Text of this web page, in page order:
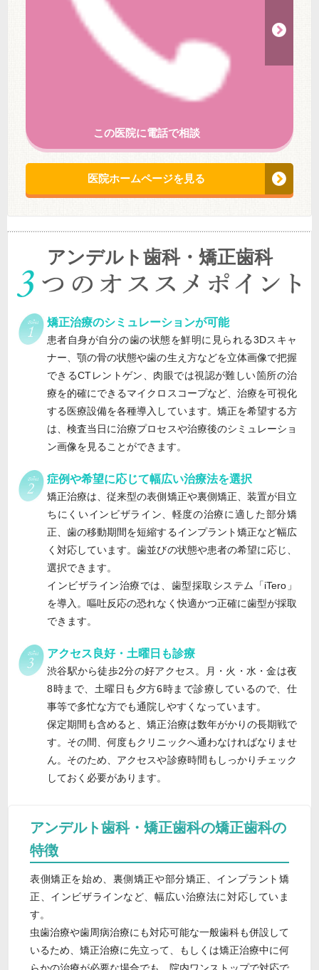
この医院に電話で相談
医院ホームページを見る
アンデルト歯科・矯正歯科
矯正治療のシミュレーションが可能
患者自身が自分の歯の状態を鮮明に見られる3Dスキャ
ナー、顎の骨の状態や歯の生え方などを立体画像で把握
できるCTレントゲン、肉眼では視認が難しい箇所の治
療を的確にできるマイクロスコープなど、治療を可視化
する医療設備を各種導入しています。矯正を希望する方
は、検査当日に治療プロセスや治療後のシミュレーショ
ン画像を見ることができます。
症例や希望に応じて幅広い治療法を選択
矯正治療は、従来型の表側矯正や裏側矯正、装置が目立
ちにくいインビザライン、軽度の治療に適した部分矯
正、歯の移動期間を短縮するインプラント矯正など幅広
く対応しています。歯並びの状態や患者の希望に応じ、
選択できます。
インビザライン治療では、歯型採取システム「iTero」
を導入。嘔吐反応の恐れなく快適かつ正確に歯型が採取
できます。
アクセス良好・土曜日も診療
渋谷駅から徒歩2分の好アクセス。月・火・水・金は夜
8時まで、土曜日も夕方6時まで診療しているので、仕
事等で多忙な方でも通院しやすくなっています。
保定期間も含めると、矯正治療は数年がかりの長期戦で
す。その間、何度もクリニックへ通わなければなりませ
ん。そのため、アクセスや診療時間もしっかりチェック
しておく必要があります。
アンデルト歯科・矯正歯科の矯正歯科の
特徴
表側矯正を始め、裏側矯正や部分矯正、インプラント矯
正、インビザラインなど、幅広い治療法に対応していま
す。
虫歯治療や歯周病治療にも対応可能な一般歯科も併設して
いるため、矯正治療に先立って、もしくは矯正治療中に何